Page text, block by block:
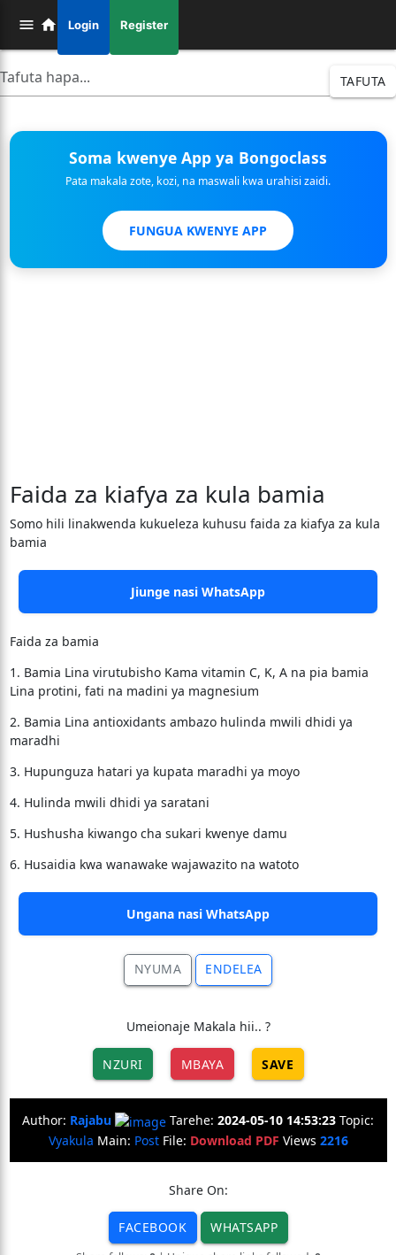
Login Register
TAFUTA
Soma kwenye App ya Bongoclass
Pata makala zote, kozi, na maswali kwa urahisi zaidi.
FUNGUA KWENYE APP
Faida za kiafya za kula bamia
Somo hili linakwenda kukueleza kuhusu faida za kiafya za kula
bamia
Jiunge nasi WhatsApp
Faida za bamia
1. Bamia Lina virutubisho Kama vitamin C, K, A na pia bamia
Lina protini, fati na madini ya magnesium
2. Bamia Lina antioxidants ambazo hulinda mwili dhidi ya
maradhi
3. Hupunguza hatari ya kupata maradhi ya moyo
4. Hulinda mwili dhidi ya saratani
5. Hushusha kiwango cha sukari kwenye damu
6. Husaidia kwa wanawake wajawazito na watoto
Ungana nasi WhatsApp
NYUMA ENDELEA
Umeionaje Makala hii.. ?
NZURI MBAYA SAVE
Author: Rajabu Tarehe: 2024-05-10 14:53:23 Topic:
Vyakula Main: PostFile: Download PDF Views 2216
Share On:
FACEBOOK WHATSAPP